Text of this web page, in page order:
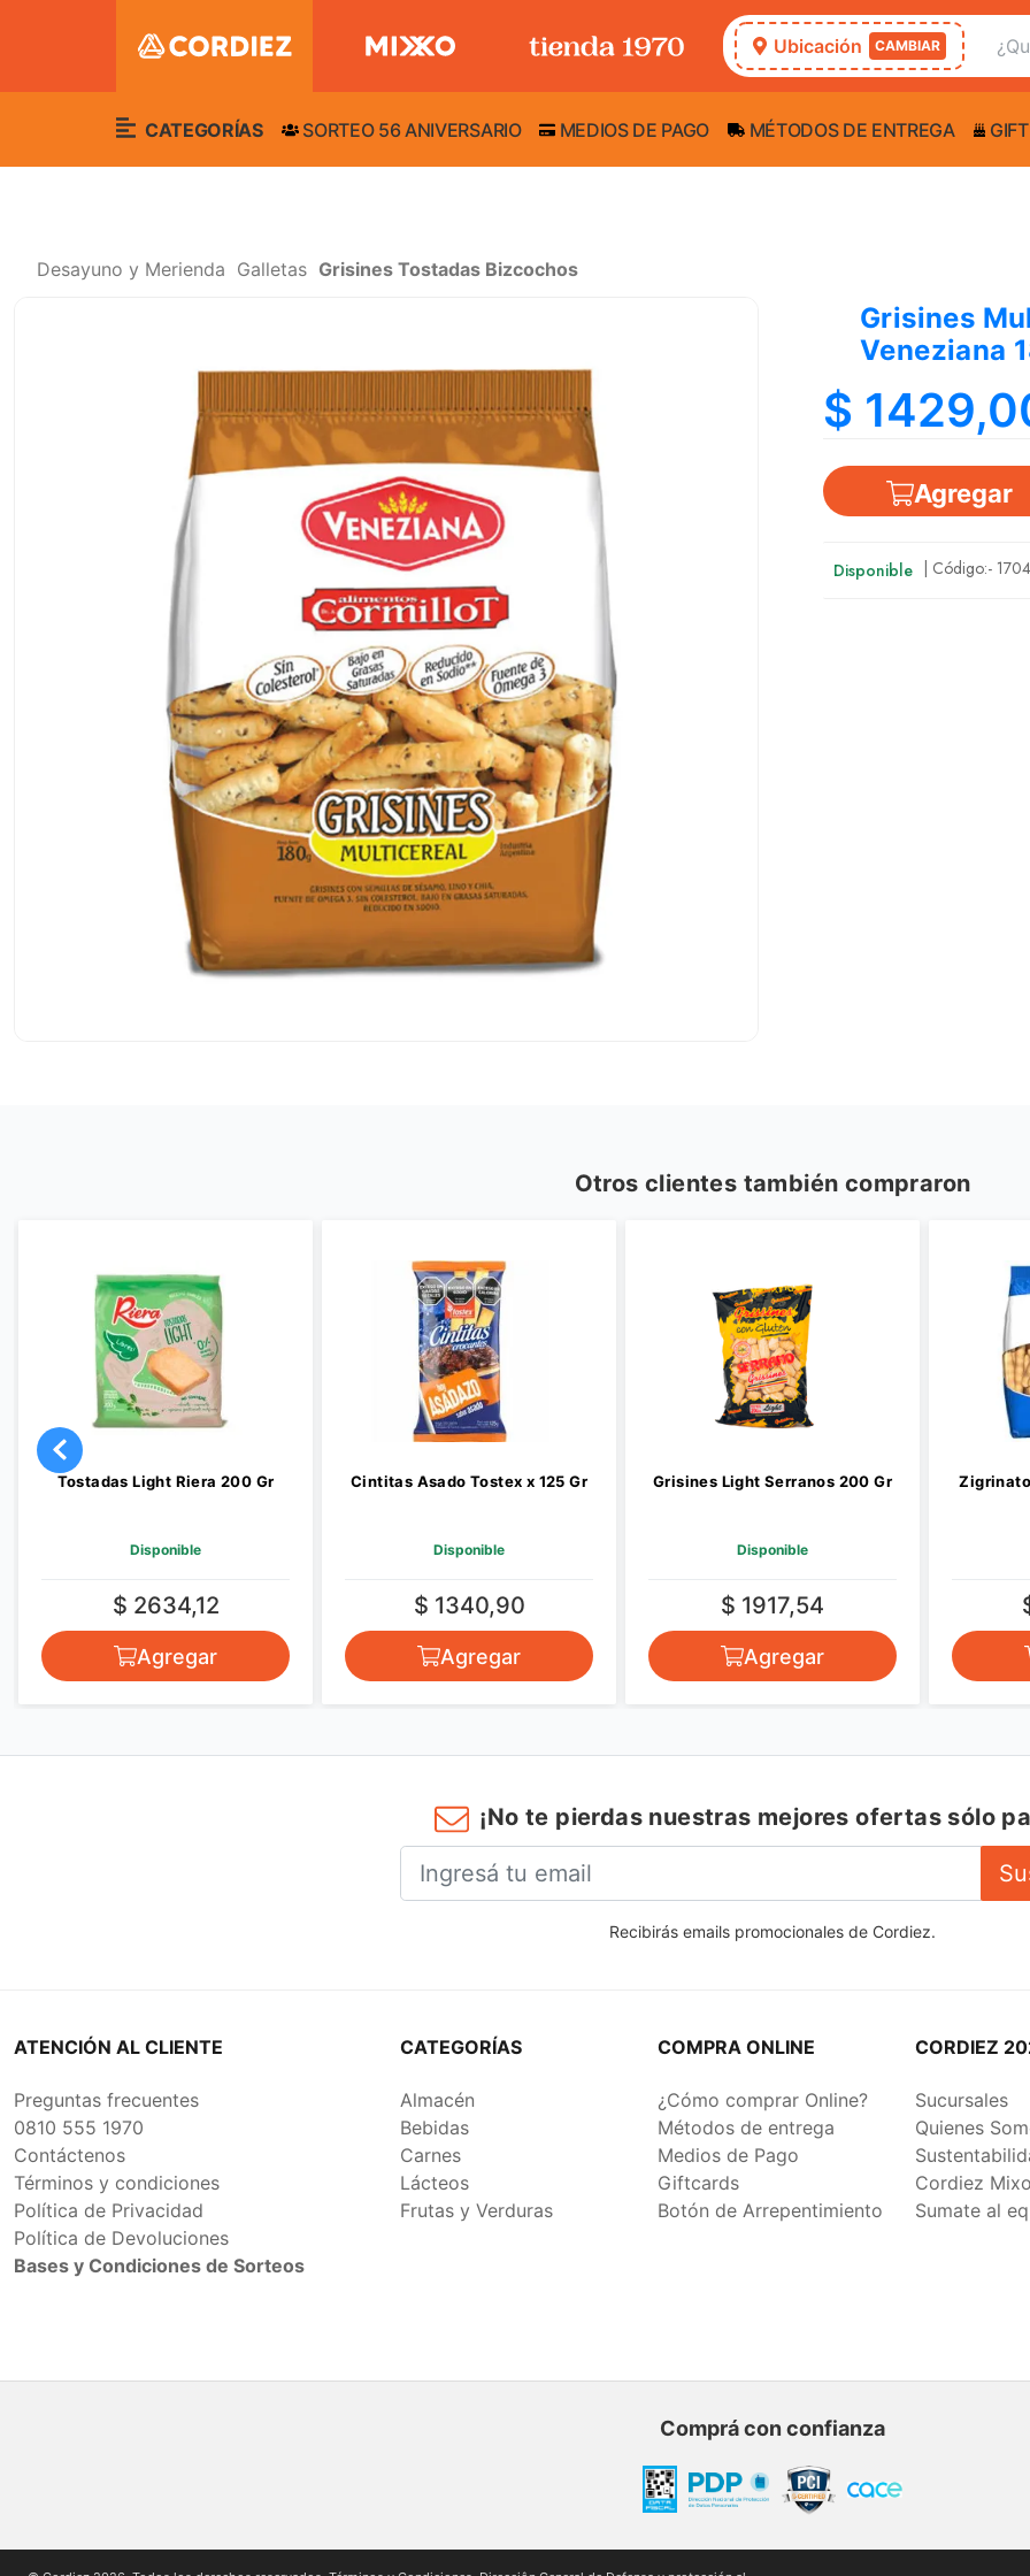
Ubicación CAMBIAR
CATEGORÍAS SORTEO 56 ANIVERSARIO MEDIOS DE PAGO MÉTODOS DE ENTREGA
Desayuno y Merienda Galletas Grisines Tostadas Bizcochos
Grisines
Veneziana
$
Agregar
Disponible | Código:-
Otros clientes también compraron
Riera 200 Gr Cintitas Asado Tostex x 125 Gr
Agregar
Grisines Light Serranos 200 Gr
Agregar
Zigrinatos Veneziana
Agregar
¡No te pierdas nuestras mejores ofertas sólo
Recibirás emails promocionales de Cordiez.
ATENCIÓN AL CLIENTE
Preguntas frecuentes
0810 555 1970
Contáctenos
Términos y condiciones
Política de Privacidad
Política de Devoluciones
Bases y Condiciones de Sorteos
CATEGORÍAS
Almacén
Bebidas
Carnes
Lácteos
Frutas y Verduras
COMPRA ONLINE
¿Cómo comprar Online?
Métodos de entrega
Medios de Pago
Giftcards
Botón de Arrepentimiento
CORDIEZ
Sucursales
Quienes
Cordiez
Sumate al
Comprá con confianza